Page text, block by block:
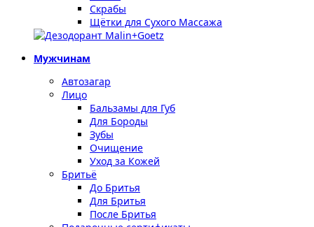
Скрабы
Щётки для Сухого Массажа
Мужчинам
Автозагар
Лицо
Бальзамы для Губ
Для Бороды
Зубы
Очищение
Уход за Кожей
Бритьё
До Бритья
Для Бритья
После Бритья